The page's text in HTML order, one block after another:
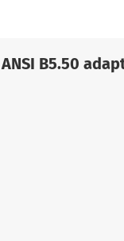
ANSI B5.50